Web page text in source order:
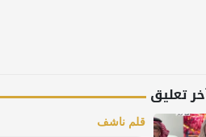
تعليق
قلم ناشف